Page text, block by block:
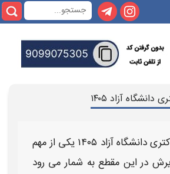
آزاد ۱۴۰۵
دانشگاه آزاد ۱۴۰۵
یکی از مهم‌
در این مقطع به‌ شمار می‌ رود